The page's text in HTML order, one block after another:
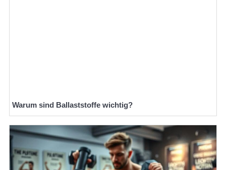
Warum sind Ballaststoffe wichtig?